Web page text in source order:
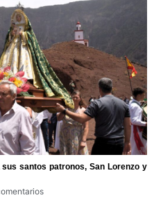
santos patronos, San Lorenzo y